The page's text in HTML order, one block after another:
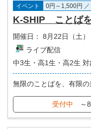
イベント 0円～1,500円 ／
K-SHIP ことば
開催日：
8月22日（土）
ライブ配信
中3生・高1生・高2生 対
無限のことばを、有限
受付中 ～